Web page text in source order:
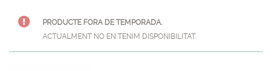
PRODUCTE FORA DE TEMPORADA.
ACTUALMENT NO EN TENIM DISPONIBILITAT.